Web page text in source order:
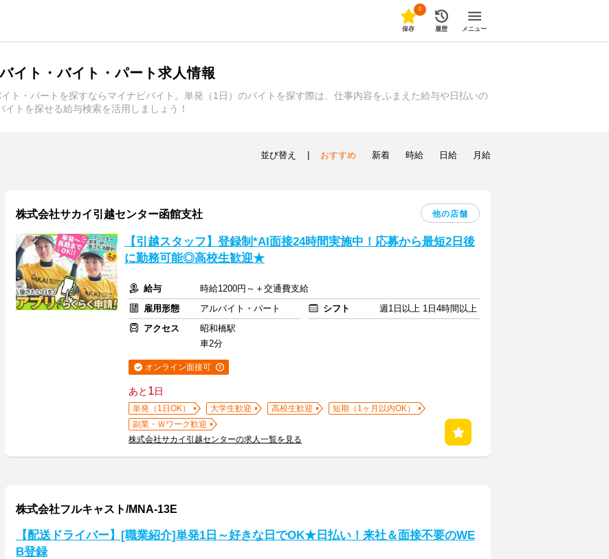
0
保存 履歴 メニュー
イト・バイト・パート求人情報
ト・パートを探すならマイナビバイト。単発（1日）のバイトを探す際は、仕事内容をふまえた給与や日払いの
トを探せる給与検索を活用しましょう！
並び替え おすすめ 新着 時給 日給 月給
株式会社サカイ引越センター函館支社 他の店舗
【引越スタッフ】登録制*AI面接24時間実施中！応募から最短2日後
に勤務可能◎高校生歓迎★
給与
時給1200円～＋交通費支給
雇用形態
アルバイト・パート シフト
週1日以上 1日4時間以上
アクセス
昭和橋駅
車2分
オンライン面接可
あと 1日
単発（1日OK） 大学生歓迎 高校生歓迎
短期（1ヶ月以内OK）
副業・Ｗワーク歓迎
株式会社サカイ引越センターの求人一覧を見る
株式会社フルキャスト/MNA-13E
【配送ドライバー】[職業紹介]単発1日～好きな日でOK★日払い！来社＆面接不要のWE
B登録